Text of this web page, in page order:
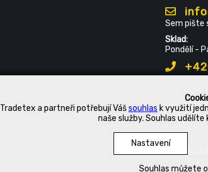
Tradetex a partneři potřebují Vášsouhlas k využití
naše služby. Souhlas udělíte
Nastavení
Souhlas můžete
Sem pište
Sklad:
Pondělí -